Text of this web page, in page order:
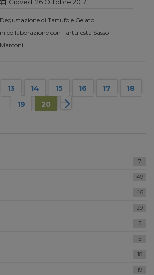
Giovedi 26 Ottobre 2017
Degustazione di Tartufo e Gelato
in collaborazione con Tartufesta Sasso
Marconi
13 14 15 16 17
18
19
20
7
49
46
29
3
5
18
19